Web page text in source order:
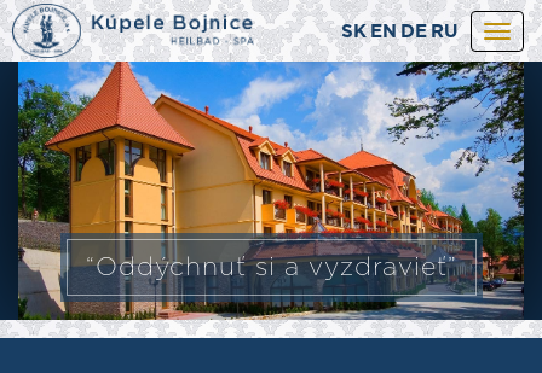
SK EN DE RU
“Oddýchnuť si a vyzdravieť”